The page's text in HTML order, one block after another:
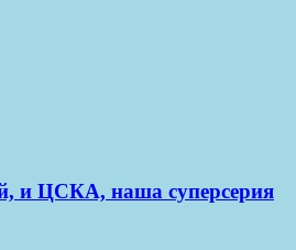
и ЦСКА, наша суперсерия